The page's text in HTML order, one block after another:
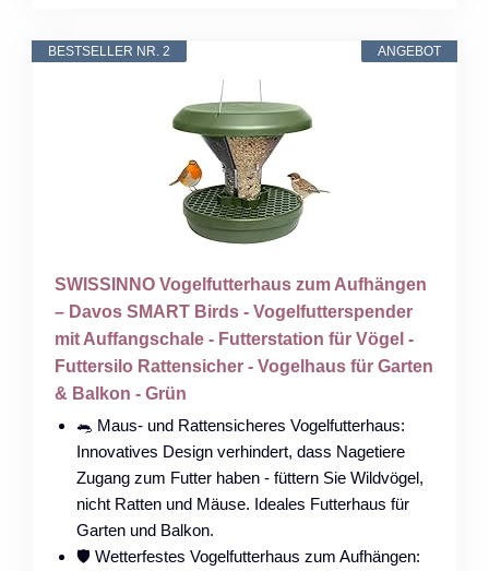
ANGEBOT
BESTSELLER NR. 2
SWISSINNO Vogelfutterhaus zum Aufhängen
– Davos SMART Birds - Vogelfutterspender
mit Auffangschale - Futterstation für Vögel -
Futtersilo Rattensicher - Vogelhaus für Garten
& Balkon - Grün
🐀 Maus- und Rattensicheres Vogelfutterhaus:
Innovatives Design verhindert, dass Nagetiere
Zugang zum Futter haben - füttern Sie Wildvögel,
nicht Ratten und Mäuse. Ideales Futterhaus für
Garten und Balkon.
🛡️ Wetterfestes Vogelfutterhaus zum Aufhängen: